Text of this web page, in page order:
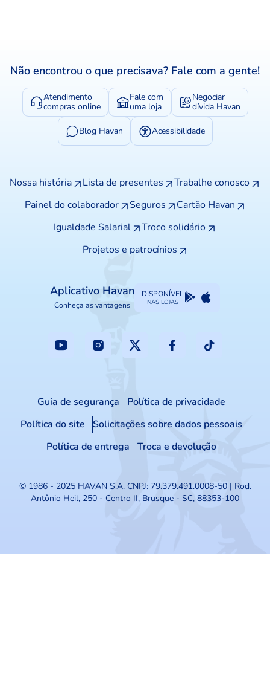
Não encontrou o que precisava? Fale com a gente!
Atendimento
compras online
Fale com
uma loja
Negociar
dívida Havan
Blog Havan Acessibilidade
Nossa história Lista de presentes
Trabalhe conosco
Painel do colaborador
Seguros
Cartão Havan
Igualdade Salarial
Troco solidário
Projetos e patrocínios
Aplicativo Havan
Conheça as vantagens
DISPONÍVEL
NAS LOJAS
Guia de segurança
Política de privacidade
Política do site
Solicitações sobre dados pessoais
Política de entrega
Troca e devolução
© 1986 - 2025 HAVAN S.A. CNPJ: 79.379.491.0008-50 | Rod.
Antônio Heil, 250 - Centro II, Brusque - SC, 88353-100